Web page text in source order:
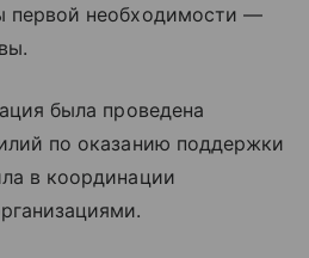
первой необходимости —
была проведена
по оказанию поддержки
в координации